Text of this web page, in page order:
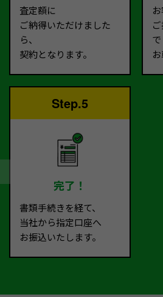
査定額に
ご納得いただけました
ら、
契約となります。
で
Step.5
完了！
書類手続きを経て、
当社から指定口座へ
お振込いたします。